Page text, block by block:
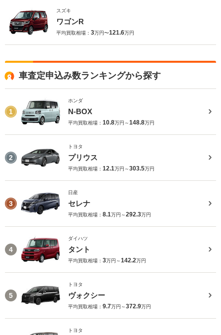
スズキ
ワゴンR
平均買取相場： 3万円〜121.6万円
車査定申込み数ランキングから探す
1
ホンダ
N-BOX
平均買取相場： 10.8万円～148.8万円
2
トヨタ
プリウス
平均買取相場： 12.1万円～303.5万円
3
日産
セレナ
平均買取相場： 8.1万円～292.3万円
4
ダイハツ
タント
平均買取相場： 3万円～142.2万円
5
トヨタ
ヴォクシー
平均買取相場： 9.7万円～372.9万円
トヨタ